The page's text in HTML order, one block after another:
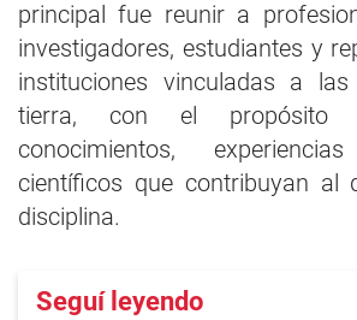
principal fue reunir a
investigadores, estudiantes y
instituciones vinculadas a
tierra, con el propósito
conocimientos,
científicos que contribuyan al
disciplina.
Seguí leyendo